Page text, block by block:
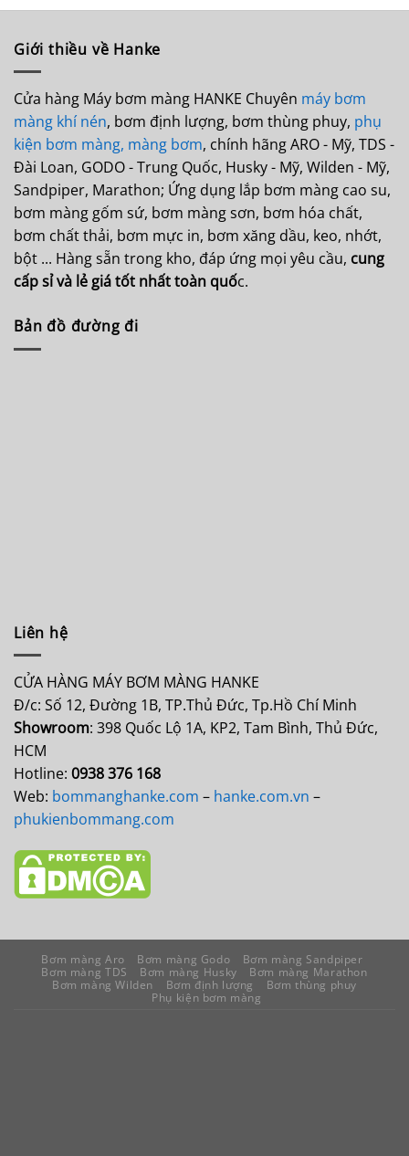
Giới thiều về Hanke
Cửa hàng Máy bơm màng HANKE Chuyên máy bơm
màng khí nén, bơm định lượng, bơm thùng phuy, phụ
kiện bơm màng, màng bơm, chính hãng ARO - Mỹ, TDS -
Đài Loan, GODO - Trung Quốc, Husky - Mỹ, Wilden - Mỹ,
Sandpiper, Marathon; Ứng dụng lắp bơm màng cao su,
bơm màng gốm sứ, bơm màng sơn, bơm hóa chất,
bơm chất thải, bơm mực in, bơm xăng dầu, keo, nhớt,
bột ... Hàng sẵn trong kho, đáp ứng mọi yêu cầu, cung
cấp sỉ và lẻ giá tốt nhất toàn quốc.
Bản đồ đường đi
Liên hệ
CỬA HÀNG MÁY BƠM MÀNG HANKE
Đ/c: Số 12, Đường 1B, TP.Thủ Đức, Tp.Hồ Chí Minh
Showroom: 398 Quốc Lộ 1A, KP2, Tam Bình, Thủ Đức,
HCM
Hotline: 0938 376 168
Web: bommanghanke.com – hanke.com.vn –
phukienbommang.com
Bơm màng Aro Bơm màng Godo
Bơm màng Sandpiper
Bơm màng TDS
Bơm màng Husky
Bơm màng Marathon
Bơm màng Wilden
Bơm định lượng
Bơm thùng phuy
Phụ kiện bơm màng